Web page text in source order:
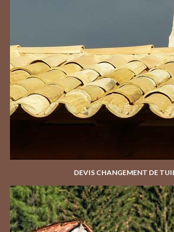
DEVIS CHANGEMENT DE